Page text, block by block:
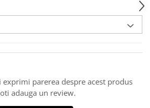
exprimi parerea despre acest produs
adauga un review.